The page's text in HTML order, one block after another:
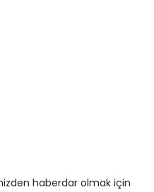
haberdar olmak için